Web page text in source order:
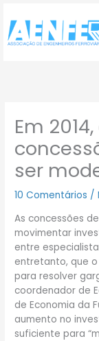
para
conteúdo
Em
ser
10 Comentários /
As concessões
movimentar
entre
entretanto, que
para resolver
coordenador de
de Economia da
aumento no
suficiente para